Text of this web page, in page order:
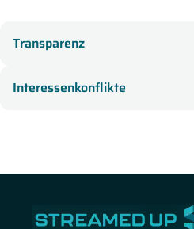
Transparenz
Interessenkonflikte